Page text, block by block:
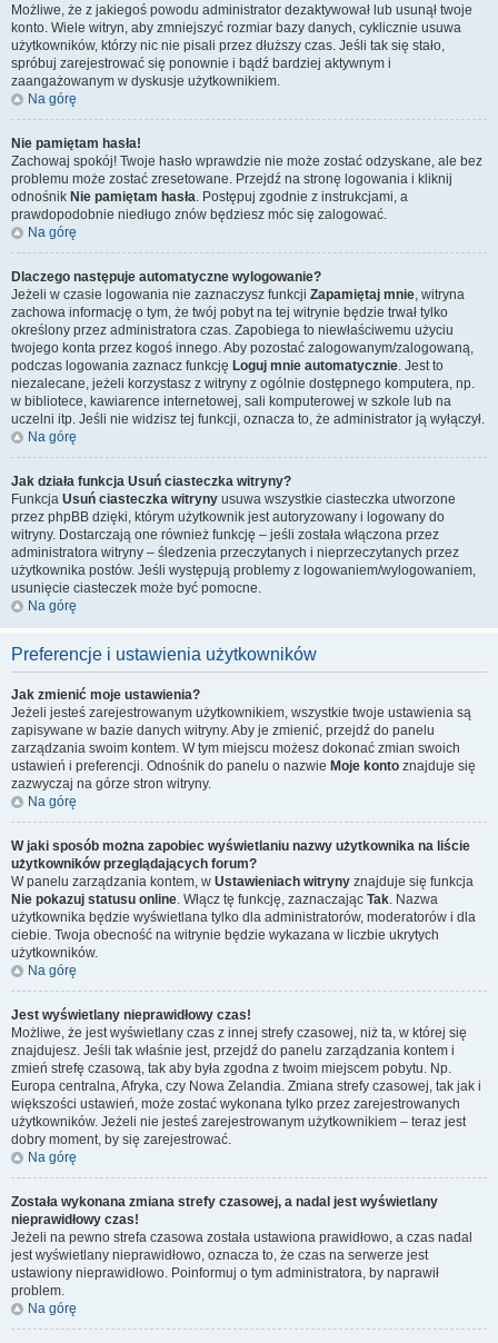
Możliwe, że z jakiegoś powodu administrator dezaktywował lub usunął twoje
konto. Wiele witryn, aby zmniejszyć rozmiar bazy danych, cyklicznie usuwa
użytkowników, którzy nic nie pisali przez dłuższy czas. Jeśli tak się stało,
spróbuj zarejestrować się ponownie i bądź bardziej aktywnym i
zaangażowanym w dyskusje użytkownikiem.
Na górę
Nie pamiętam hasła!
Zachowaj spokój! Twoje hasło wprawdzie nie może zostać odzyskane, ale bez
problemu może zostać zresetowane. Przejdź na stronę logowania i kliknij
odnośnik Nie pamiętam hasła. Postępuj zgodnie z instrukcjami, a
prawdopodobnie niedługo znów będziesz móc się zalogować.
Na górę
Dlaczego następuje automatyczne wylogowanie?
Jeżeli w czasie logowania nie zaznaczysz funkcji Zapamiętaj mnie, witryna
zachowa informację o tym, że twój pobyt na tej witrynie będzie trwał tylko
określony przez administratora czas. Zapobiega to niewłaściwemu użyciu
twojego konta przez kogoś innego. Aby pozostać zalogowanym/zalogowaną,
podczas logowania zaznacz funkcję Loguj mnie automatycznie. Jest to
niezalecane, jeżeli korzystasz z witryny z ogólnie dostępnego komputera, np.
w bibliotece, kawiarence internetowej, sali komputerowej w szkole lub na
uczelni itp. Jeśli nie widzisz tej funkcji, oznacza to, że administrator ją wyłączył.
Na górę
Jak działa funkcja Usuń ciasteczka witryny?
Funkcja Usuń ciasteczka witryny usuwa wszystkie ciasteczka utworzone
przez phpBB dzięki, którym użytkownik jest autoryzowany i logowany do
witryny. Dostarczają one również funkcję – jeśli została włączona przez
administratora witryny – śledzenia przeczytanych i nieprzeczytanych przez
użytkownika postów. Jeśli występują problemy z logowaniem/wylogowaniem,
usunięcie ciasteczek może być pomocne.
Na górę
Preferencje i ustawienia użytkowników
Jak zmienić moje ustawienia?
Jeżeli jesteś zarejestrowanym użytkownikiem, wszystkie twoje ustawienia są
zapisywane w bazie danych witryny. Aby je zmienić, przejdź do panelu
zarządzania swoim kontem. W tym miejscu możesz dokonać zmian swoich
ustawień i preferencji. Odnośnik do panelu o nazwie Moje konto znajduje się
zazwyczaj na górze stron witryny.
Na górę
W jaki sposób można zapobiec wyświetlaniu nazwy użytkownika na liście
użytkowników przeglądających forum?
W panelu zarządzania kontem, w Ustawieniach witryny znajduje się funkcja
Nie pokazuj statusu online. Włącz tę funkcję, zaznaczając Tak. Nazwa
użytkownika będzie wyświetlana tylko dla administratorów, moderatorów i dla
ciebie. Twoja obecność na witrynie będzie wykazana w liczbie ukrytych
użytkowników.
Na górę
Jest wyświetlany nieprawidłowy czas!
Możliwe, że jest wyświetlany czas z innej strefy czasowej, niż ta, w której się
znajdujesz. Jeśli tak właśnie jest, przejdź do panelu zarządzania kontem i
zmień strefę czasową, tak aby była zgodna z twoim miejscem pobytu. Np.
Europa centralna, Afryka, czy Nowa Zelandia. Zmiana strefy czasowej, tak jak i
większości ustawień, może zostać wykonana tylko przez zarejestrowanych
użytkowników. Jeżeli nie jesteś zarejestrowanym użytkownikiem – teraz jest
dobry moment, by się zarejestrować.
Na górę
Została wykonana zmiana strefy czasowej, a nadal jest wyświetlany
nieprawidłowy czas!
Jeżeli na pewno strefa czasowa została ustawiona prawidłowo, a czas nadal
jest wyświetlany nieprawidłowo, oznacza to, że czas na serwerze jest
ustawiony nieprawidłowo. Poinformuj o tym administratora, by naprawił
problem.
Na górę